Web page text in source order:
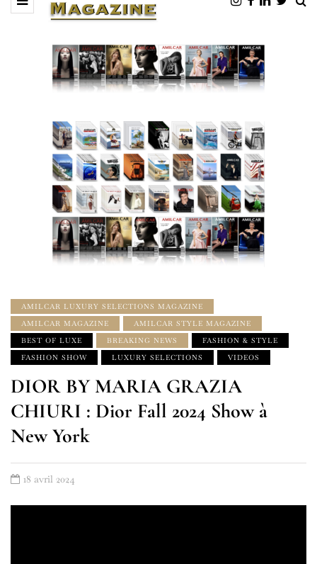
AMILCAR LUXURY SELECTIONS MAGAZINE
AMILCAR MAGAZINE
AMILCAR STYLE MAGAZINE
BEST OF LUXE
BREAKING NEWS
FASHION & STYLE
FASHION SHOW
LUXURY SELECTIONS VIDEOS
DIOR BY MARIA GRAZIA
CHIURI : Dior Fall 2024 Show à
New York
18 avril 2024